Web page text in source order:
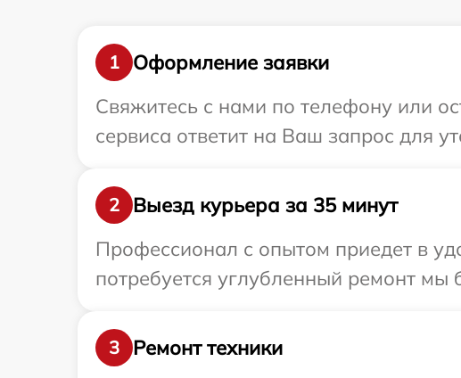
1
Оформление заявки
Свяжитесь с нами по телефону или
сервиса ответит на Ваш запрос для
2
Выезд курьера за 35 минут
Профессионал с опытом приедет в
потребуется углубленный ремонт мы
3
Ремонт техники